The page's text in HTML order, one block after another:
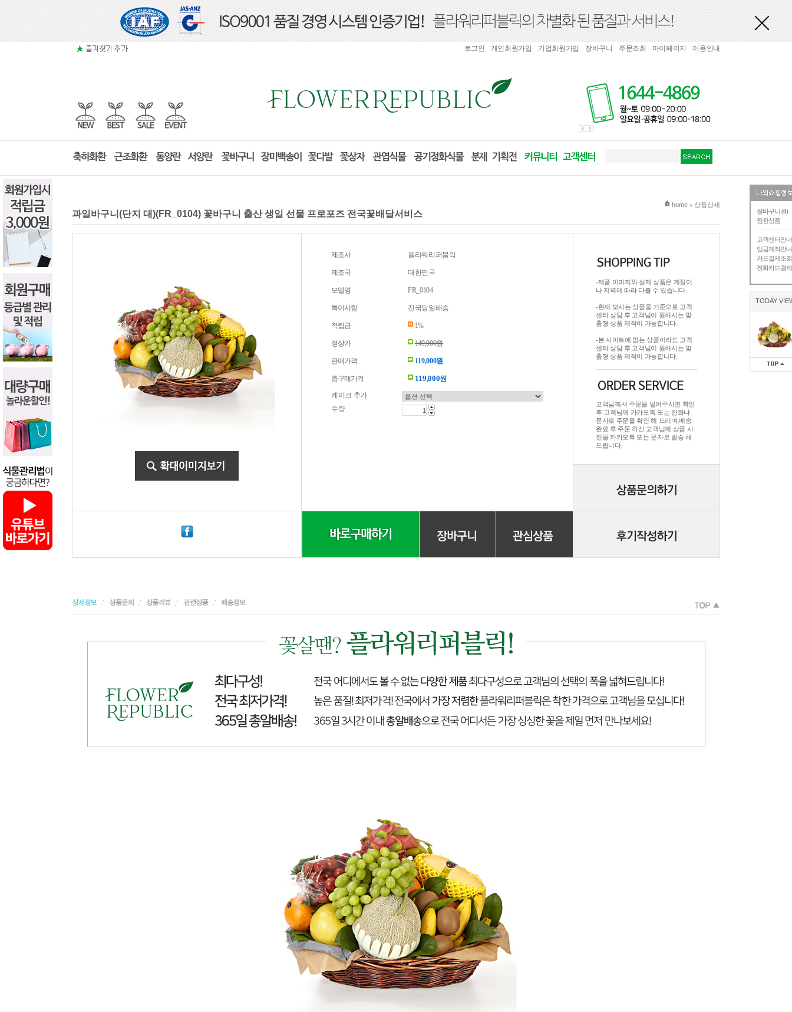
장바구니 (0)
찜한상품
고객센터안내
입금계좌안내
카드결제조회
전화카드결제
TODAY
로그인 개인회원가입 기업회원가입 장바구니 주문조회 마이페이지 이용안내
현재 위치
home > 상품상세
과일바구니(단지 대)(FR_0104) 꽃바구니 출산 생일 선물 프로포즈 전국꽃배달서비스
제조사 플라워리퍼블릭
제조국 대한민국
모델명 FR_0104
특이사항 전국당일배송
적립금 1%
정상가 149,000원
판매가격 119,000원
총구매가격 119,000원
케이크 추가
수량
-제품 이미지와 실제 상품은 계절이
나 지역에 따라 다를 수 있습니다.
-현재 보시는 상품을 기준으로 고객
센터 상담 후 고객님이 원하시는 맞
춤형 상품 제작이 가능합니다.
-본 사이트에 없는 상품이라도 고객
센터 상담 후 고객님이 원하시는 맞
춤형 상품 제작이 가능합니다.
고객님께서 주문을 넣어주시면 확인
후 고객님께 카카오톡 또는 전화나
문자로 주문을 확인 해 드리며.배송
완료 후 주문 하신 고객님께 상품 사
진을 카카오톡 또는 문자로 발송 해
드립니다.